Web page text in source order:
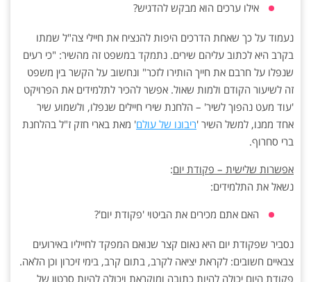
אילו ערכים הוא מבקש להדגיש?
נעמוד על כך שאחת הדרכים היפות להנציח את חיילי צה"ל שמתו
בקרב היא לכתוב עליהם שירים. נתמקד במשפט זה מהשיר: "כי רעים
שנפלו על חרבם את חייך הותירו לזכר" ונחשוב על הקשר בין משפט
זה לשיעור הקודם ולמות שאול. אפשר להכיר לתלמידים את הפרויקט
'עוד מעט נהפוך לשיר' – הלחנת שירי חיילים שנפלו, ולשמוע שיר
אחד ממנו, למשל השיר 'ריבונו של עולם' מאת בארי חזק ז"ל בהלחנת
ברי סחרוף.
אפשרות שלישית – פקודת יום:
נשאל את התלמידים:
האם אתם מכירים את הביטוי 'פקודת יום'?
נסביר שפקודת יום היא נאום קצר שנואם המפקד לחייליו באירועים
צבאיים חשובים: לקראת יציאה לקרב, בתום קרב, בימי זיכרון וכן הלאה.
פקודת היום יכולה להיות כתובה ומוקראת ויכולה להיות סרטון של